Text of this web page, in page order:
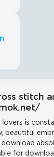
stitch
is
beautiful
for